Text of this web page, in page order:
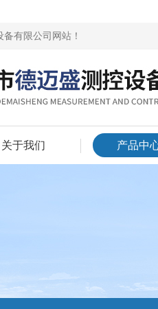
有限公司网站！
关于我们 产品中